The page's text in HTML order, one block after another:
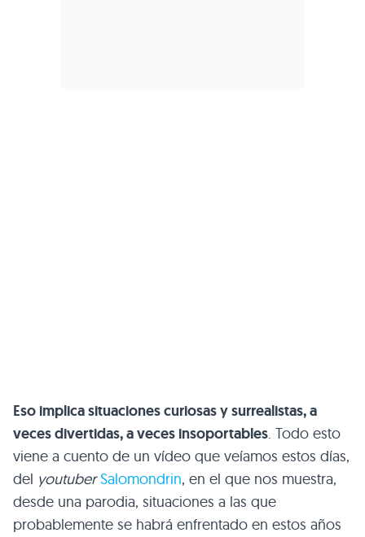
Eso implica situaciones curiosas y surrealistas, a
veces divertidas, a veces insoportables. Todo esto
viene a cuento de un vídeo que veíamos estos días,
del youtuber Salomondrin, en el que nos muestra,
desde una parodia, situaciones a las que
probablemente se habrá enfrentado en estos años